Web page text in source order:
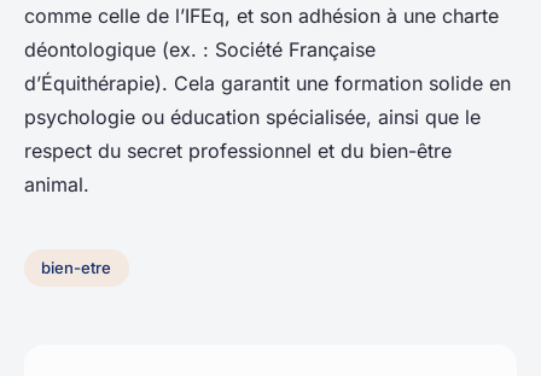
comme celle de l’IFEq, et son adhésion à une charte
déontologique (ex. : Société Française
d’Équithérapie). Cela garantit une formation solide en
psychologie ou éducation spécialisée, ainsi que le
respect du secret professionnel et du bien-être
animal.
bien-etre